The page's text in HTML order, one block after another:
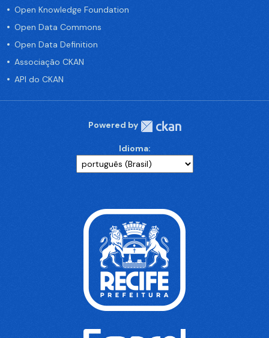
Open Knowledge Foundation
Open Data Commons
Open Data Definition
Associação CKAN
API do CKAN
Powered by
Idioma